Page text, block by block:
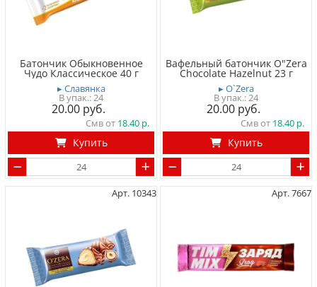
Батончик Обыкновенное
Чудо Классическое 40 г
▸ Славянка
24
20.00
Смв от 18.40
Купить
Вафельный батончик O"Zera
Chocolate Hazelnut 23 г
▸ O`Zera
24
20.00
Смв от 18.40
Купить
Арт. 10343 Арт. 7667